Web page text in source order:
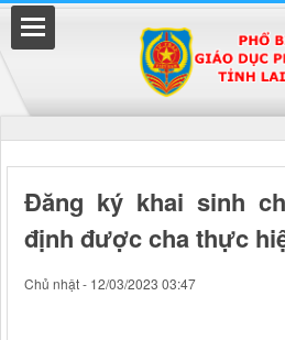
Đăng ký khai sinh
định được cha thực
Chủ nhật - 12/03/2023 03:47
Đã kết nối EMC